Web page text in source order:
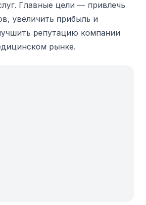
Главные цели — привлечь
увеличить прибыль и
репутацию компании
рынке.